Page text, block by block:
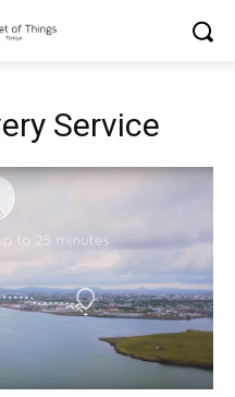
Service